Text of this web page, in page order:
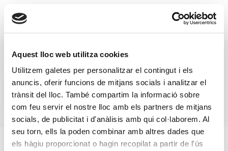
Aquest lloc web utilitza cookies
Utilitzem galetes per personalitzar el contingut i els
anuncis, oferir funcions de mitjans socials i analitzar el
trànsit del lloc. També compartim la informació sobre
com feu servir el nostre lloc amb els partners de mitjans
socials, de publicitat i d'anàlisis amb qui col·laborem. Al
seu torn, ells la poden combinar amb altres dades que
els hàgiu proporcionat o hagin recopilat a partir de l'ús
☰
×
Perspectives. Informe
Trimestral 2T
27 ABRIL 2026 1 min Escrit per Creand